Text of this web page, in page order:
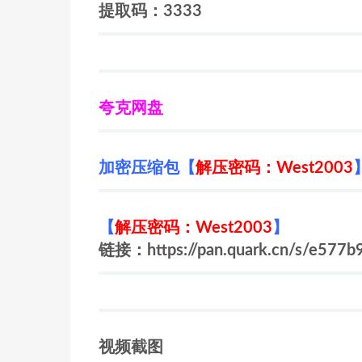
提取码：3333
夸克网盘
加密压缩包【解压密码：West2003 】
【解压密码：West2003 】
链接：https://pan.quark.cn/s/
视频截图